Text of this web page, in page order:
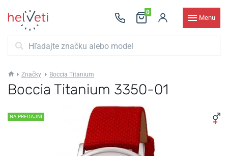
0
Menu
Značky Boccia Titanium
Boccia Titanium 3350-01
NA PREDAJNI